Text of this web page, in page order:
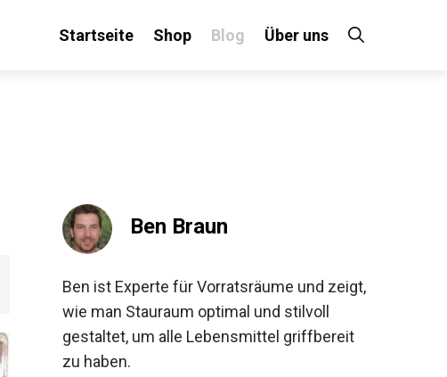
Startseite Shop Blog Über uns
Ben Braun
Ben ist Experte für Vorratsräume und zeigt,
wie man Stauraum optimal und stilvoll
gestaltet, um alle Lebensmittel griffbereit
zu haben.